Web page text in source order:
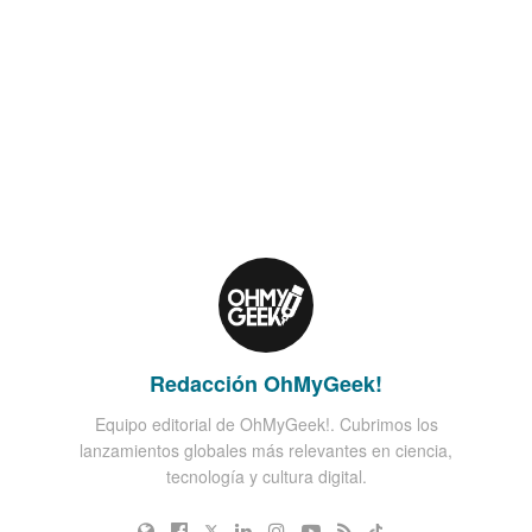
Redacción OhMyGeek!
Equipo editorial de OhMyGeek!. Cubrimos los
lanzamientos globales más relevantes en ciencia,
tecnología y cultura digital.